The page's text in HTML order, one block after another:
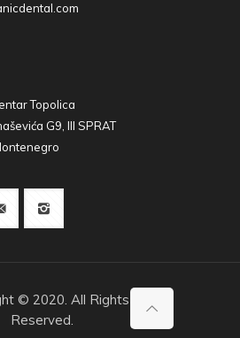
Topolica
G9, III SPRAT
© 2020. All Rights
Reserved.